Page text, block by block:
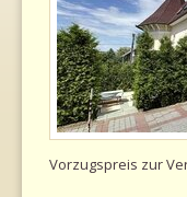
Vorzugspreis zur